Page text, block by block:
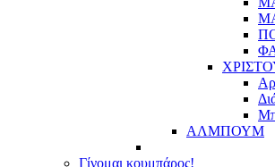
ΑΛΜΠΟΥΜ
Γίνομαι κουμπάρος!